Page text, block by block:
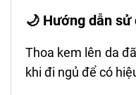
🌙 Hướng dẫn sử
Thoa kem lên da
khi đi ngủ để có